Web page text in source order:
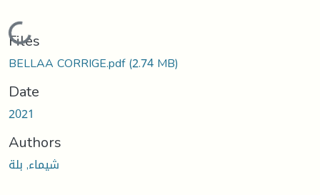
Loading...
Files
BELLAA CORRIGE.pdf(2.74 MB)
Date
2021
Authors
شيماء, بلة